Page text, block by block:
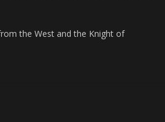
the West and the Knight of